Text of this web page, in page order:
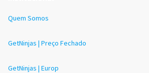
Quem Somos
GetNinjas | Preço Fechado
GetNinjas | Europ